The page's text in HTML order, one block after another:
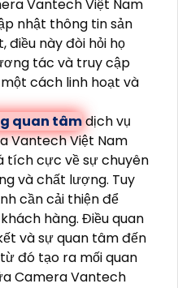
Vantech Việt Nam
nhật thông tin sản
điều này đòi hỏi họ
tác và truy cập
cách linh hoạt và
quan tâmdịch vụ
Vantech Việt Nam
tích cực về sự chuyên
và chất lượng. Tuy
cần cải thiện để
hàng. Điều quan
và sự quan tâm đến
đó tạo ra mối quan
Camera Vantech